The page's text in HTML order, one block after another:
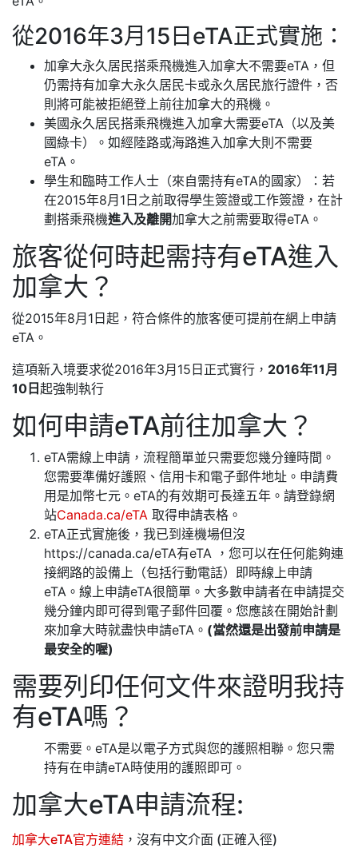
從2016年3月15日eTA正式實施：
加拿大永久居民搭乘飛機進入加拿大不需要eTA，但
仍需持有加拿大永久居民卡或永久居民旅行證件，否
則將可能被拒絕登上前往加拿大的飛機。
美國永久居民搭乘飛機進入加拿大需要eTA（以及美
國綠卡）。如經陸路或海路進入加拿大則不需要
eTA。
學生和臨時工作人士（來自需持有eTA的國家）：若
在2015年8月1日之前取得學生簽證或工作簽證，在計
劃搭乘飛機進入及離開加拿大之前需要取得eTA。
旅客從何時起需持有eTA進入
加拿大？
從2015年8月1日起，符合條件的旅客便可提前在網上申請
eTA。
這項新入境要求從2016年3月15日正式實行， 2016年11月
10日 起強制執行
如何申請eTA前往加拿大？
eTA需線上申請，流程簡單並只需要您幾分鐘時間。
您需要準備好護照、信用卡和電子郵件地址。申請費
用是加幣七元。eTA的有效期可長達五年。請登錄網
站Canada.ca/eTA 取得申請表格。
eTA正式實施後，我已到達機場但沒
https://canada.ca/eTA有eTA ，您可以在任何能夠連
接網路的設備上（包括行動電話）即時線上申請
eTA。線上申請eTA很簡單。大多數申請者在申請提交
幾分鐘内即可得到電子郵件回覆。您應該在開始計劃
來加拿大時就盡快申請eTA。 (當然還是出發前申請是
最安全的喔)
需要列印任何文件來證明我持
有eTA嗎？
不需要。eTA是以電子方式與您的護照相聯。您只需
持有在申請eTA時使用的護照即可。
加拿大eTA申請流程:
加拿大eTA官方連結 ，沒有中文介面 (正確入徑)